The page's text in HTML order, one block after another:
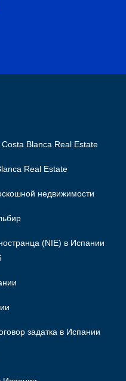
Blanca Real Estate
Real Estate
недвижимости
(NIE) в Испании
задатка в Испании